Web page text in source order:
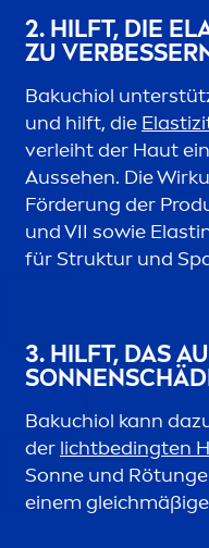
2. HILFT, DIE
ZU
Bakuchiol
und hilft, die
verleiht der Haut
Aussehen. Die
Förderung der
und VII sowie
für Struktur und
3. HILFT, DAS
Bakuchiol kann
der lichtbedingten
Sonne und
einem